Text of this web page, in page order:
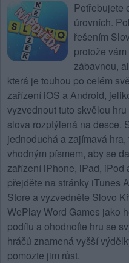
Potřebujete
úrovních.
řešením
protože
zábavnou,
která je touhou po celém
zařízení iOS a Android,
vyzvednout tuto skvělou
slova rozptýlená na desce.
jednoduchá a zajímavá
vhodným písmem, aby se
zařízení iPhone, iPad, iPod
přejděte na stránky iTunes
Store a vyzvedněte Slovo
WePlay Word Games jako
podílu a ohodnoťte hru se
hráčů znamená vyšší
pomozte jim růst.